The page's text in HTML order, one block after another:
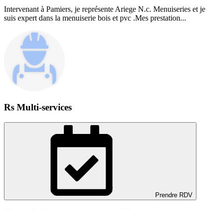
Intervenant à Pamiers, je représente Ariege N.c. Menuiseries et je
suis expert dans la menuiserie bois et pvc .Mes prestation...
Rs Multi-services
Prendre RDV